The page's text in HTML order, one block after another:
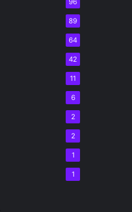
89
64
42
11
6
2
2
1
1